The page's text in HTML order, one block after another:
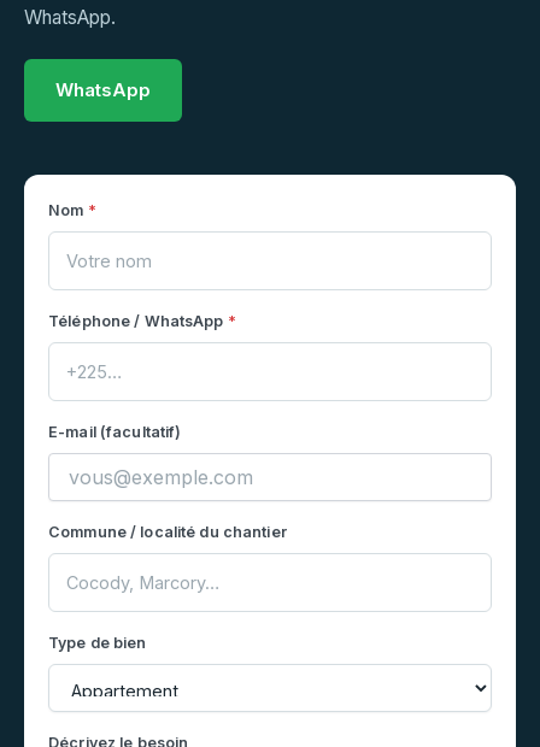
WhatsApp.
WhatsApp
Nom *
Téléphone / WhatsApp *
E-mail (facultatif)
Commune / localité du chantier
Type de bien
Décrivez le besoin